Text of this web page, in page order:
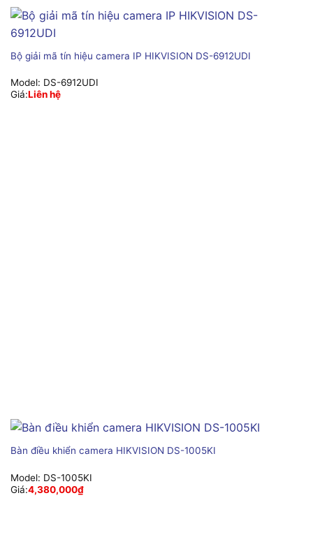
Bộ giải mã tín hiệu camera IP HIKVISION DS-6912UDI
Model: DS-6912UDI
Giá:Liên hệ
Bàn điều khiển camera HIKVISION DS-1005KI
Model: DS-1005KI
Giá:4,380,000₫